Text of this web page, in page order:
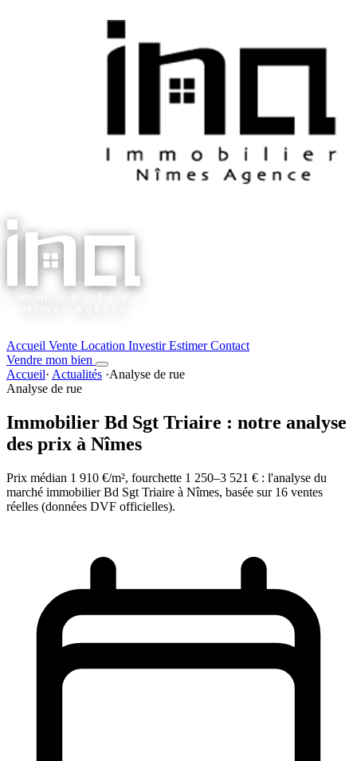
Accueil Vente Location InvestirEstimerContact
Vendre mon bien
Accueil· Actualités ·Analyse de rue
Analyse de rue
Immobilier Bd Sgt Triaire : notre analyse
des prix à Nîmes
Prix médian 1 910 €/m², fourchette 1 250–3 521 € : l'analyse du
marché immobilier Bd Sgt Triaire à Nîmes, basée sur 16 ventes
réelles (données DVF officielles).